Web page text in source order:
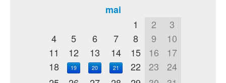
mai
1
2
3
4
5 6 7 8 9
10
11
12 13 14 15 16
17
18
19 20 21 22 23
24